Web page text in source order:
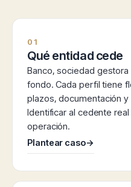
01
Qué entidad cede
Banco, sociedad
fondo. Cada perfil tiene
plazos, documentación
Identificar al cedente
operación.
Plantear caso→